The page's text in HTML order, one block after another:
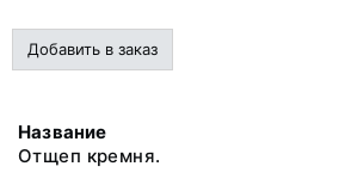
Добавить в заказ
Название
Отщеп кремня.